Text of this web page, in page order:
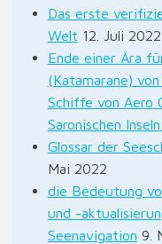
Das erste
Welt 12. Juli 2022
Ende einer Ära
(Katamarane)
Schiffe von Aero
Saronischen
Glossar der
Mai 2022
die Bedeutung
und -
Seenavigation 9.